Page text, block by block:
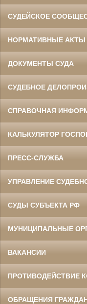
СУДЕЙСКОЕ
НОРМАТИВНЫЕ АКТЫ
ДОКУМЕНТЫ СУДА
СУДЕБНОЕ
СПРАВОЧНАЯ
КАЛЬКУЛЯТОР
ПРЕСС-СЛУЖБА
УПРАВЛЕНИЕ
СУДЫ СУБЪЕКТА РФ
МУНИЦИПАЛЬНЫЕ
ВАКАНСИИ
ПРОТИВОДЕЙСТВИЕ
ОБРАЩЕНИЯ